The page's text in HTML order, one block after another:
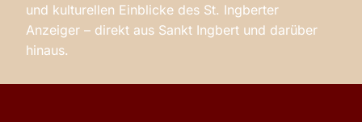
und kulturellen Einblicke des St. Ingberter
Anzeiger – direkt aus Sankt Ingbert und darüber
hinaus.